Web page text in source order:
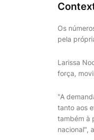
Os
pela
Larissa
força,
"A
tanto aos
também à
nacional",